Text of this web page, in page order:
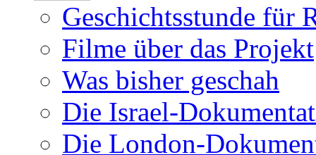
Geschichtsstunde für
Filme über das Projekt
Was bisher geschah
Die Israel-
Die London-